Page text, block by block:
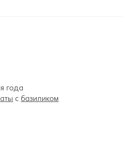
года
с базиликом